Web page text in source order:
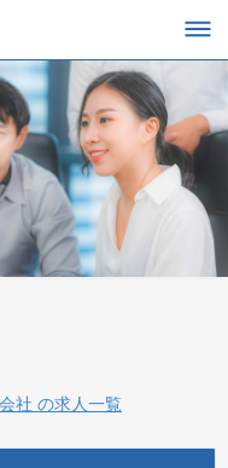
社 の求人一覧